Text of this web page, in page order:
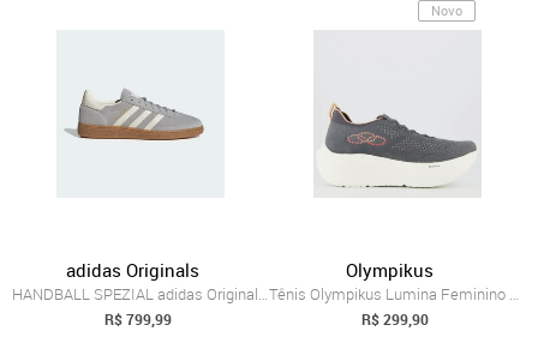
adidas Originals
HANDBALL SPEZIAL adidas Originals Cinza
R$ 799,99
Novo
Olympikus
Tênis Olympikus Lumina Feminino Cinza
R$ 299,90